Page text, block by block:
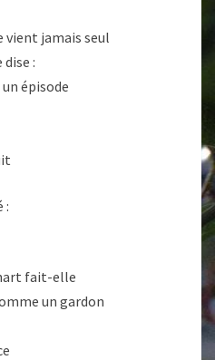
vient jamais seul
:
épisode
:
fait-elle
un gardon